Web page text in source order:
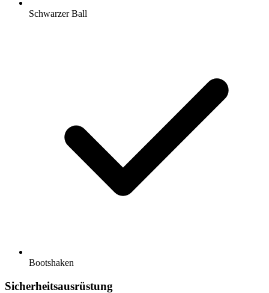
Schwarzer Ball
Bootshaken
Sicherheitsausrüstung